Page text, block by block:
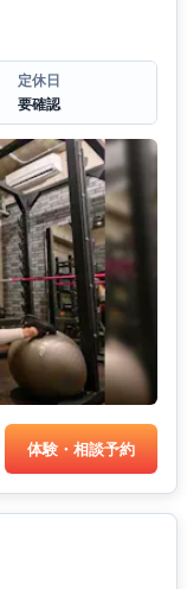
定休日
要確認
体験・相談予約